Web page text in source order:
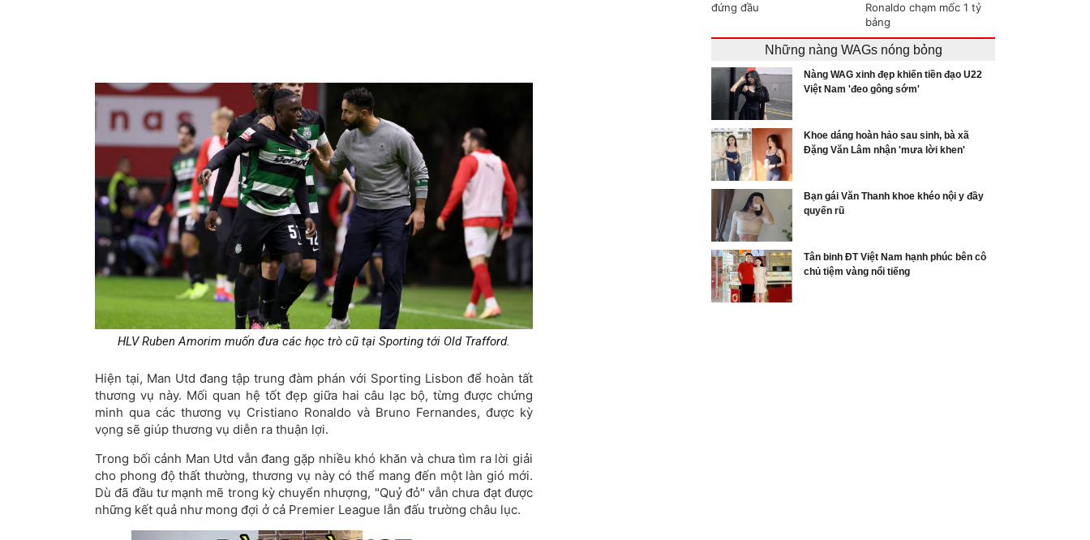
HLV Ruben Amorim muốn đưa các học trò cũ tại Sporting tới Old Trafford.
Hiện tại, Man Utd đang tập trung đàm phán với Sporting Lisbon để hoàn tất
thương vụ này. Mối quan hệ tốt đẹp giữa hai câu lạc bộ, từng được chứng
minh qua các thương vụ Cristiano Ronaldo và Bruno Fernandes, được kỳ
vọng sẽ giúp thương vụ diễn ra thuận lợi.
Trong bối cảnh Man Utd vẫn đang gặp nhiều khó khăn và chưa tìm ra lời giải
cho phong độ thất thường, thương vụ này có thể mang đến một làn gió mới.
Dù đã đầu tư mạnh mẽ trong kỳ chuyển nhượng, "Quỷ đỏ" vẫn chưa đạt được
những kết quả như mong đợi ở cả Premier League lẫn đấu trường châu lục.
đứng đầu
Ronaldo chạm mốc 1 tỷ
bảng
Những nàng WAGs nóng bỏng
Nàng WAG xinh đẹp khiến tiền đạo U22
Việt Nam 'đeo gông sớm'
Khoe dáng hoàn hảo sau sinh, bà xã
Đặng Văn Lâm nhận 'mưa lời khen'
Bạn gái Văn Thanh khoe khéo nội y đầy
quyến rũ
Tân binh ĐT Việt Nam hạnh phúc bên cô
chủ tiệm vàng nổi tiếng